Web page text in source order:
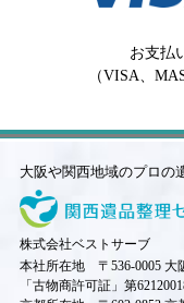
お支払
（VISA、
大阪や関西地域のプロの
株式会社ベストサーブ
本社所在地 〒536-0005 大
「古物商許可証」第